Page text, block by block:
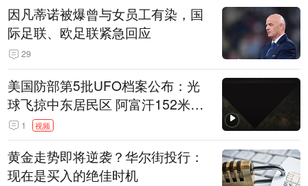
因凡蒂诺被爆曾与女员工有染，国
际足联、欧足联紧急回应
29
美国防部第5批UFO档案公布：光
球飞掠中东居民区 阿富汗152米三
角形遮蔽星光
1 视频
黄金走势即将逆袭？华尔街投行：
现在是买入的绝佳时机